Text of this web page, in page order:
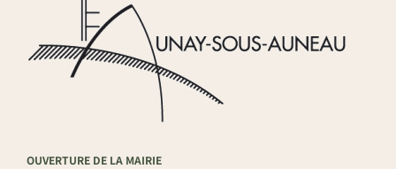
OUVERTURE DE LA MAIRIE